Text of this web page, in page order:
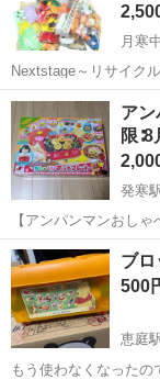
月寒
Nextstage～リサイク
うございます！ 下記
確認くださいませ☺ BANDAI バンダイ / アンパンマン パンこうじょう
ハ...
北海道 札幌市
アン
限∶8
発寒
【アンパンマンおし
です。 備品は全てあ
が喜ぶために買ったお
め出品します。 家の中
北海道 札幌市
ブロ
500
恵庭
もう使わなくなったので必要な